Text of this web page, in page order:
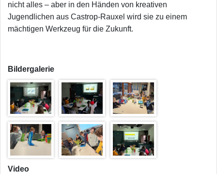
nicht alles – aber in den Händen von kreativen
Jugendlichen aus Castrop-Rauxel wird sie zu einem
mächtigen Werkzeug für die Zukunft.
Bildergalerie
Video